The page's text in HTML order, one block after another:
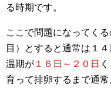
る時期です。
ここで問題になってく
目）とすると通常は１
温期が １６日～２０日
育って排卵するまで通